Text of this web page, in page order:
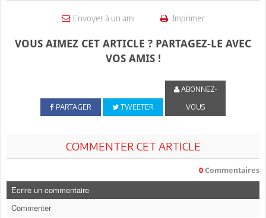
Envoyer à un ami Imprimer
VOUS AIMEZ CET ARTICLE ? PARTAGEZ-LE AVEC
VOS AMIS !
PARTAGER TWEETER
ABONNEZ-
VOUS
COMMENTER CET ARTICLE
0 Commentaires
Ecrire un commentaire
Commenter